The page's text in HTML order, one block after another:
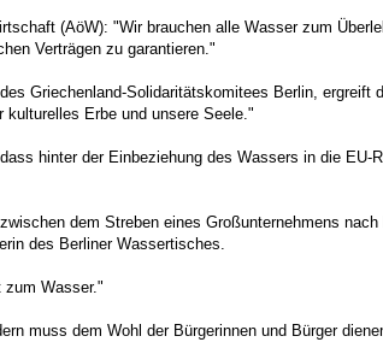
(AöW): "Wir brauchen alle Wasser zum
Verträgen zu garantieren."
Griechenland-Solidaritätskomitees Berlin,
Erbe und unsere Seele."
hinter der Einbeziehung des Wassers in die
dem Streben eines Großunternehmens
des Berliner Wassertisches.
Wasser."
muss dem Wohl der Bürgerinnen und Bürger